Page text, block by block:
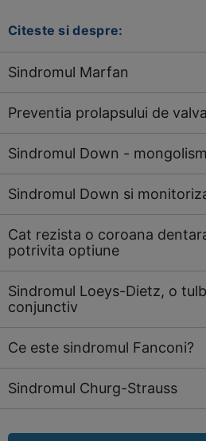
Citeste si despre:
Sindromul Marfan
Preventia prolapsului de
Sindromul Down -
Sindromul Down si
Cat rezista o coroana
potrivita optiune
Sindromul Loeys-Dietz, o
conjunctiv
Ce este sindromul Fanconi?
Sindromul Churg-Strauss